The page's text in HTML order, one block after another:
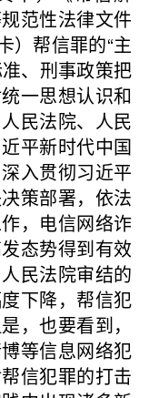
范性法律文件
）帮信罪的“主
、刑事政策把
一思想认识和
民法院、人民
平新时代中国
入贯彻习近平
策部署，依法
，电信网络诈
态势得到有效
民法院审结的
下降，帮信犯
，也要看到，
等信息网络犯
信犯罪的打击